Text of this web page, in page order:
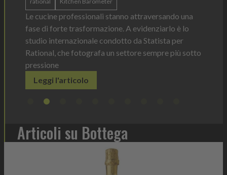
una
è lo
per
più sotto
dosaggio sempre sotto controllo
Leggi l'articolo
Articoli su Bottega